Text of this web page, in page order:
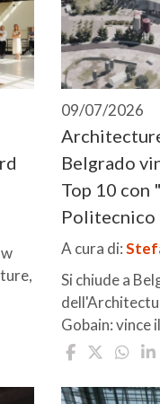
09/07/2026
Belgrado
Top 10 con
Politecnico
A cura di:
Si chiude a
Gobain: vince